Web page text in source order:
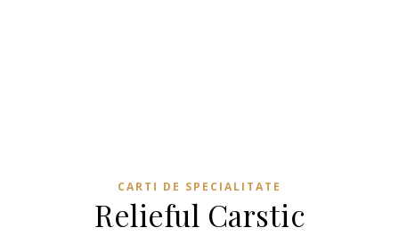
CARTI DE SPECIALITATE
Relieful Carstic